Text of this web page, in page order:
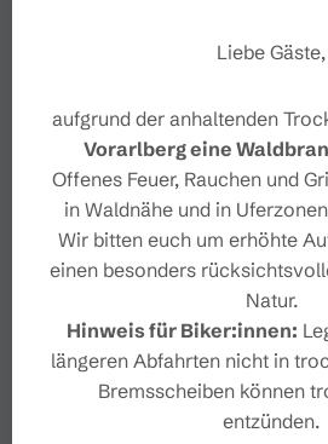
Liebe Gäste,
aufgrund der anhaltenden
Vorarlberg eine
Offenes Feuer, Rauchen und
in Waldnähe und in
Wir bitten euch um erhöhte
einen besonders
Natur.
Hinweis für Biker:innen:
längeren Abfahrten nicht in
Bremsscheiben können
entzünden.